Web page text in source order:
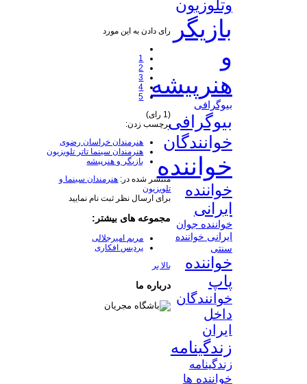
رای دادن به این مورد
1
2
3
4
5
(1 رای)
برچسب زدن:
هنرمندان خراسان رضوی
هنرمندان سینما تاتر تلویزیون
بازیگر و هنرپیشه
منتشر شده در: هنرمندان سینما و
تلویزیون
برای ارسال نظر ثبت نام نمایید
مجموعه های بیشتر:
​مریم امیرجلالی
پردیس افکاری
بالا بر
درباره ما
وتلوزیون
بازیگر
و
هنرپیشه
بیوگرافی
بیوگرافی
خوانندگان
خواننده
خواننده
ایرانی
خواننده جوان
ایرانی خواننده
سنتی
خواننده
پاپ
خوانندگان
داخل
ایران
زندگینامه
زندگینامه
خواننده ها